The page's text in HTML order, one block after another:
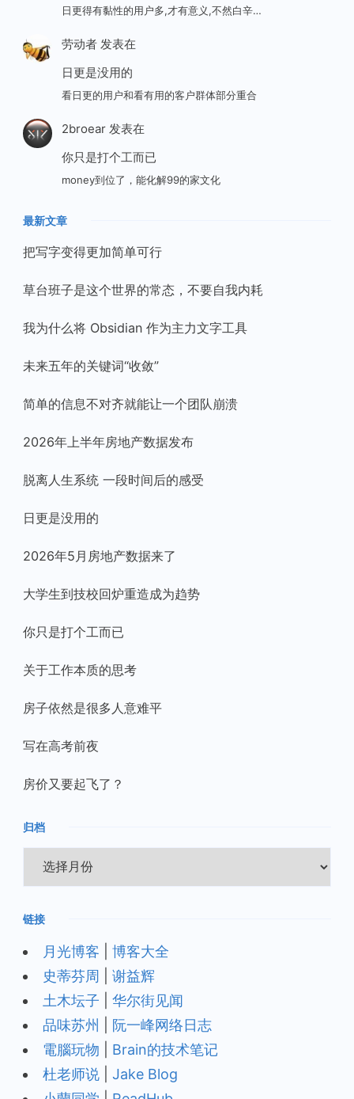
日更得有黏性的用户多,才有意义,不然白辛…
劳动者发表在
日更是没用的
看日更的用户和看有用的客户群体部分重合
2broear发表在
你只是打个工而已
money到位了，能化解99的家文化
最新文章
把写字变得更加简单可行
草台班子是这个世界的常态，不要自我内耗
我为什么将 Obsidian 作为主力文字工具
未来五年的关键词“收敛”
简单的信息不对齐就能让一个团队崩溃
2026年上半年房地产数据发布
脱离人生系统 一段时间后的感受
日更是没用的
2026年5月房地产数据来了
大学生到技校回炉重造成为趋势
你只是打个工而已
关于工作本质的思考
房子依然是很多人意难平
写在高考前夜
房价又要起飞了？
归档
档
链接
月光博客
博客大全
史蒂芬周
谢益辉
土木坛子
华尔街见闻
品味苏州
阮一峰网络日志
電腦玩物
Brain的技术笔记
杜老师说
Jake Blog